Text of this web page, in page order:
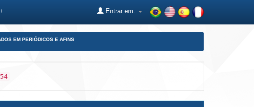
Entrar em:
EM PERIÓDICOS E AFINS